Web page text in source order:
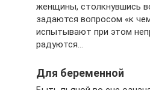
женщины, столкнувшись
задаются вопросом «к
испытывают при этом
радуются…
Для беременной